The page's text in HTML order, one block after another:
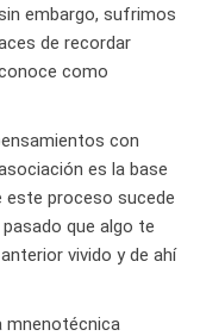
embargo, sufrimos
de recordar
como
con
es la base
este proceso sucede
que algo te
vivido y de ahí
mnenotécnica